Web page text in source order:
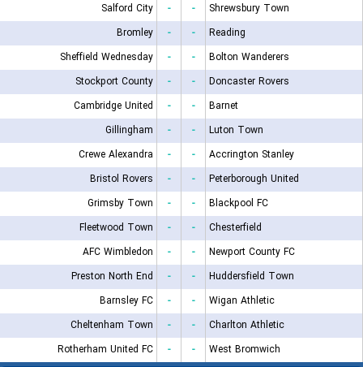
Salford City
- -
Shrewsbury Town
Bromley
- -
Reading
Sheffield Wednesday
- -
Bolton Wanderers
Stockport County
- -
Doncaster Rovers
Cambridge United
- -
Barnet
Gillingham
- -
Luton Town
Crewe Alexandra
- -
Accrington Stanley
Bristol Rovers
- -
Peterborough United
Grimsby Town
- -
Blackpool FC
Fleetwood Town
- -
Chesterfield
AFC Wimbledon
- -
Newport County FC
Preston North End
- -
Huddersfield Town
Barnsley FC
- -
Wigan Athletic
Cheltenham Town
- -
Charlton Athletic
Rotherham United FC
- -
West Bromwich